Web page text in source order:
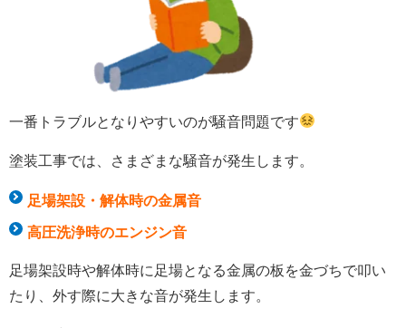
一番トラブルとなりやすいのが騒音問題です
塗装工事では、さまざまな騒音が発生します。
足場架設・解体時の金属音
高圧洗浄時のエンジン音
足場架設時や解体時に足場となる金属の板を金づちで叩い
たり、外す際に大きな音が発生します。